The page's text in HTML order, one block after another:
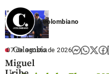
Colombia
Miguel
El Colombiano
07 de agosto de 2026